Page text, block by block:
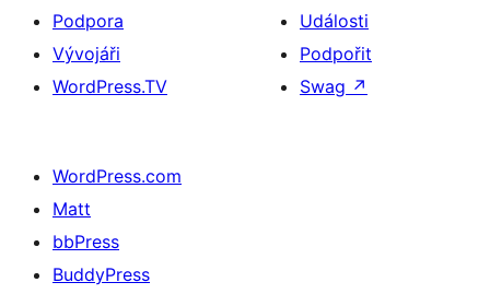
Podpora
Vývojáři
WordPress.TV
Události
Podpořit
Swag ↗
WordPress.com
Matt
bbPress
BuddyPress